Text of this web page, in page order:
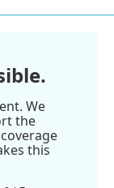
We
the
this